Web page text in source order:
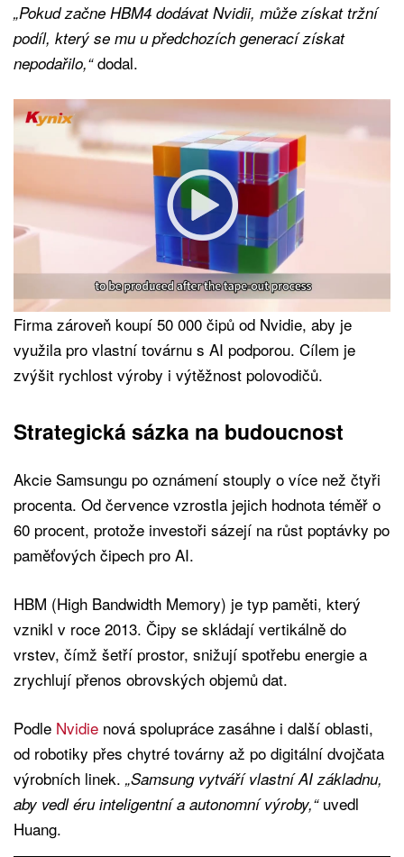
„Pokud začne HBM4 dodávat Nvidii, může získat tržní
podíl, který se mu u předchozích generacízískat
nepodařilo,“dodal.
Firma zároveň koupí 50 000 čipů od Nvidie, aby je
využila pro vlastní továrnu s AI podporou. Cílem je
zvýšit rychlost výroby i výtěžnost polovodičů.
Strategická sázka na budoucnost
Akcie Samsungu po oznámení stouply o více než čtyři
procenta. Od července vzrostla jejich hodnota téměř o
60 procent, protože investoři sázejí na růst poptávky po
paměťových čipech pro AI.
HBM (High Bandwidth Memory) je typ paměti, který
vznikl v roce 2013. Čipy se skládají vertikálně do
vrstev, čímž šetří prostor, snižují spotřebu energie a
zrychlují přenos obrovských objemů dat.
Podle Nvidie nová spolupráce zasáhne i další oblasti,
od robotiky přes chytré továrny až po digitální dvojčata
výrobních linek. „Samsung vytváří vlastní AI základnu,
aby vedl éru inteligentní a autonomní výroby,“uvedl
Huang.